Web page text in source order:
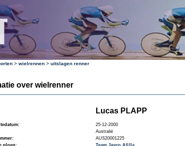
> wielrennen > uitslagen renner
over wielrenner
Lucas PLAPP
25-12-2000
Australië
AUS20001225